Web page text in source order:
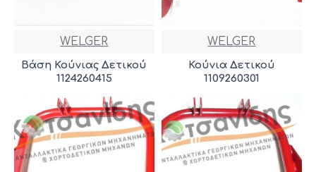
WELGER
Βάση Κούνιας Δετικού
1124260415
WELGER
Κούνια Δετικού
1109260301